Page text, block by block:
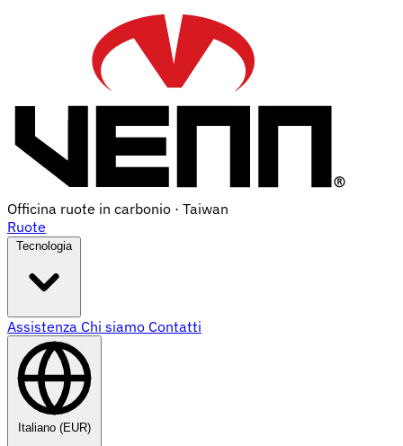
Officina ruote in carbonio · Taiwan
Ruote
Tecnologia
Assistenza Chi siamo Contatti